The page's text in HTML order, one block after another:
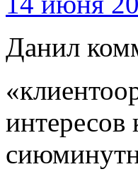
Данил